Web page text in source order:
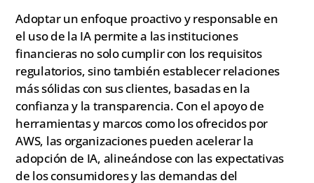
Adoptar un enfoque proactivo y responsable en
el uso de la IA permite a las instituciones
financieras no solo cumplir con los requisitos
regulatorios, sino también establecer relaciones
más sólidas con sus clientes, basadas en la
confianza y la transparencia. Con el apoyo de
herramientas y marcos como los ofrecidos por
AWS, las organizaciones pueden acelerar la
adopción de IA, alineándose con las expectativas
de los consumidores y las demandas del